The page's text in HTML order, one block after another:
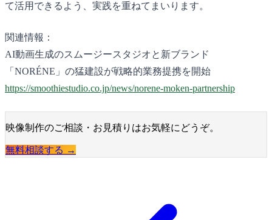
て活用できるよう、実践を重ねてまいります。
関連情報：
AI動画生成のスムージースタジオと新ブランド
「NORÉNE」の猛建設が戦略的業務提携を開始
https://smoothiestudio.co.jp/news/norene-moken-partnership
映像制作のご相談・お見積りはお気軽にどうぞ。
無料相談する →